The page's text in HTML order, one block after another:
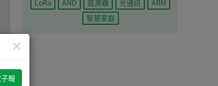
LoRa
AND 感測器 光通訊
ARM
智慧家庭
×